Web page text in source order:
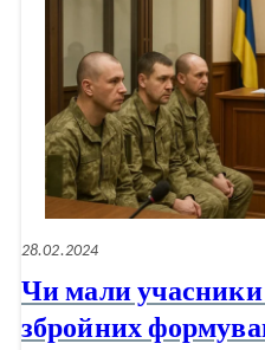
трибуналу,
визначення
та
національне
тлумачення
28.02.2024
Чи мали
збройних